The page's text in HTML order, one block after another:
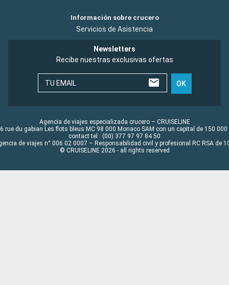
Información sobre crucero
Servicios de Asistencia
Newsletters
Recibe nuestras exclusivas ofertas
TU EMAIL OK
Agencia de viajes especializada crucero – CRUISELINE
rue du gabian Les flots bleus MC 98 000 Monaco SAM con un capital de 150 000
contact tel : (00) 377 97 97 84 50
de viajes n° 006 02 0007 – Responsabilidad civil y profesional RC RSA de
© CRUISELINE 2026 - all rights reserved